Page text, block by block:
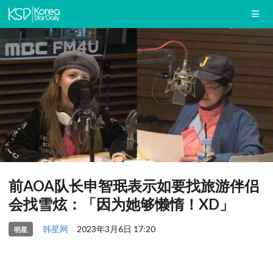
前AOA队长申智珉表示如要找旅游伴侣
会找雪炫：「因为她够懒惰！XD」
明星 韩星网 2023年3月6日 17:20